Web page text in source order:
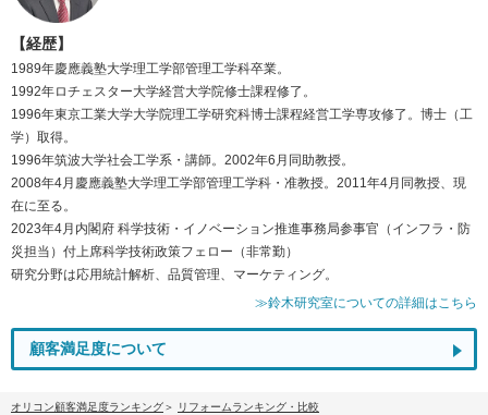
【経歴】
1989年慶應義塾大学理工学部管理工学科卒業。
1992年ロチェスター大学経営大学院修士課程修了。
1996年東京工業大学大学院理工学研究科博士課程経営工学専攻修了。博士（工
学）取得。
1996年筑波大学社会工学系・講師。2002年6月同助教授。
2008年4月慶應義塾大学理工学部管理工学科・准教授。2011年4月同教授、現
在に至る。
2023年4月内閣府 科学技術・イノベーション推進事務局参事官（インフラ・防
災担当）付上席科学技術政策フェロー（非常勤）
研究分野は応用統計解析、品質管理、マーケティング。
≫鈴木研究室についての詳細はこちら
顧客満足度について
オリコン顧客満足度ランキング
リフォームランキング・比較